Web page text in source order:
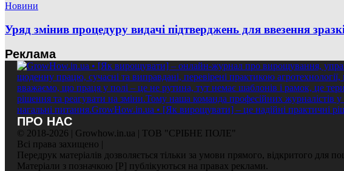
Новини
Уряд змінив процедуру видачі підтверджень для ввезення
Реклама
ПРО НАС
© 2018-2026 | Growhow.in.ua | ТОВ "СРІБНЕ ПОЛЕ"
Всі права захищено |
Передрук матеріалів дозволяється тільки за умови прямого, відкритого для
Матеріали з позначкою [Р] публікуються на правах реклами.